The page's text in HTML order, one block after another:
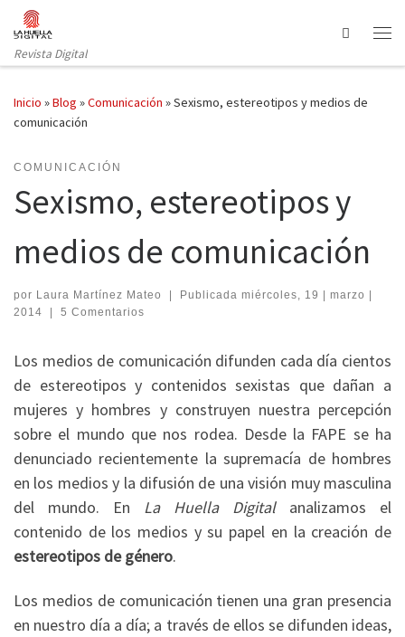
Saltar al contenido
Revista Digital
Search
Inicio »Blog »Comunicación »Sexismo, estereotipos y medios de
comunicación
COMUNICACIÓN
Sexismo, estereotipos y
medios de comunicación
por Laura Martínez Mateo | Publicada miércoles, 19 | marzo |
2014
| 5 Comentarios
Los medios de comunicación difunden cada día cientos
de estereotipos y contenidos sexistas que dañan a
mujeres y hombres y construyen nuestra percepción
sobre el mundo que nos rodea. Desde la FAPE se ha
denunciado recientemente la supremacía de hombres
en los medios y la difusión de una visión muy masculina
del mundo. En La Huella Digitalanalizamos el
contenido de los medios y su papel en la creación de
estereotipos de género.
Los medios de comunicación tienen una gran presencia
en nuestro día a día; a través de ellos se difunden ideas,